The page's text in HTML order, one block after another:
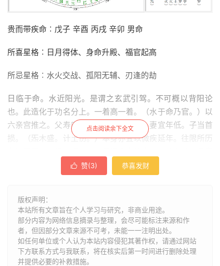
贵而带疾命︰戊子 辛酉 丙戌 辛卯 男命
所喜星格︰日月得体、身命升殿、福官起高
所忌星格︰水火交战、孤阳无辅、刃逢的劫
日临于命。水近阳光。是谓之玄武引驾。不可概以背阳论
也。此造化于功名分上。一着高一着。（水于命乃官。）以
六亲宫推之。父寿序疏。（水高克火。）妻宜年低。子当首
损。（炁木盛。计土伤。）本身亦宜以微疾延年。往限所历
且惧。或游他方。或居故里。或居下位。而摄重权。不一二
年间。屡有转接。但守勤谨两字。则高升有日矣。然越三
达。三十四出鬼金透井木。届乎四十左右。皆宜进取。但一
孤炁在焉。（孤辰）固不免耗服相干。四十四五。参水限
中。无往非福。又况水近朝阳。命限俱力。至于知命之际。
官登三品之阶。五十八九。遇毒孛。对刚金。煞星得援。虽
奴主居高。终于胃土数尽。
点击阅读余下全文
 赞(3) 恭喜发财
版权声明：
本站所有文章旨在个人学习与研究，非商业用途。
部分内容为网络信息摘录与整理，会尽可能标注来源和作
者，但因部分文章来源不可考，未能一一注明出处。
如任何单位或个人认为本站内容侵犯其著作权，请通过网站
下方联系方式与我联系​​，将在核实后第一时间进行删除处理
并提供必要的补救措施。